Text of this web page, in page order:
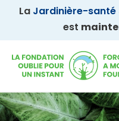
La Jardinière-santé
est